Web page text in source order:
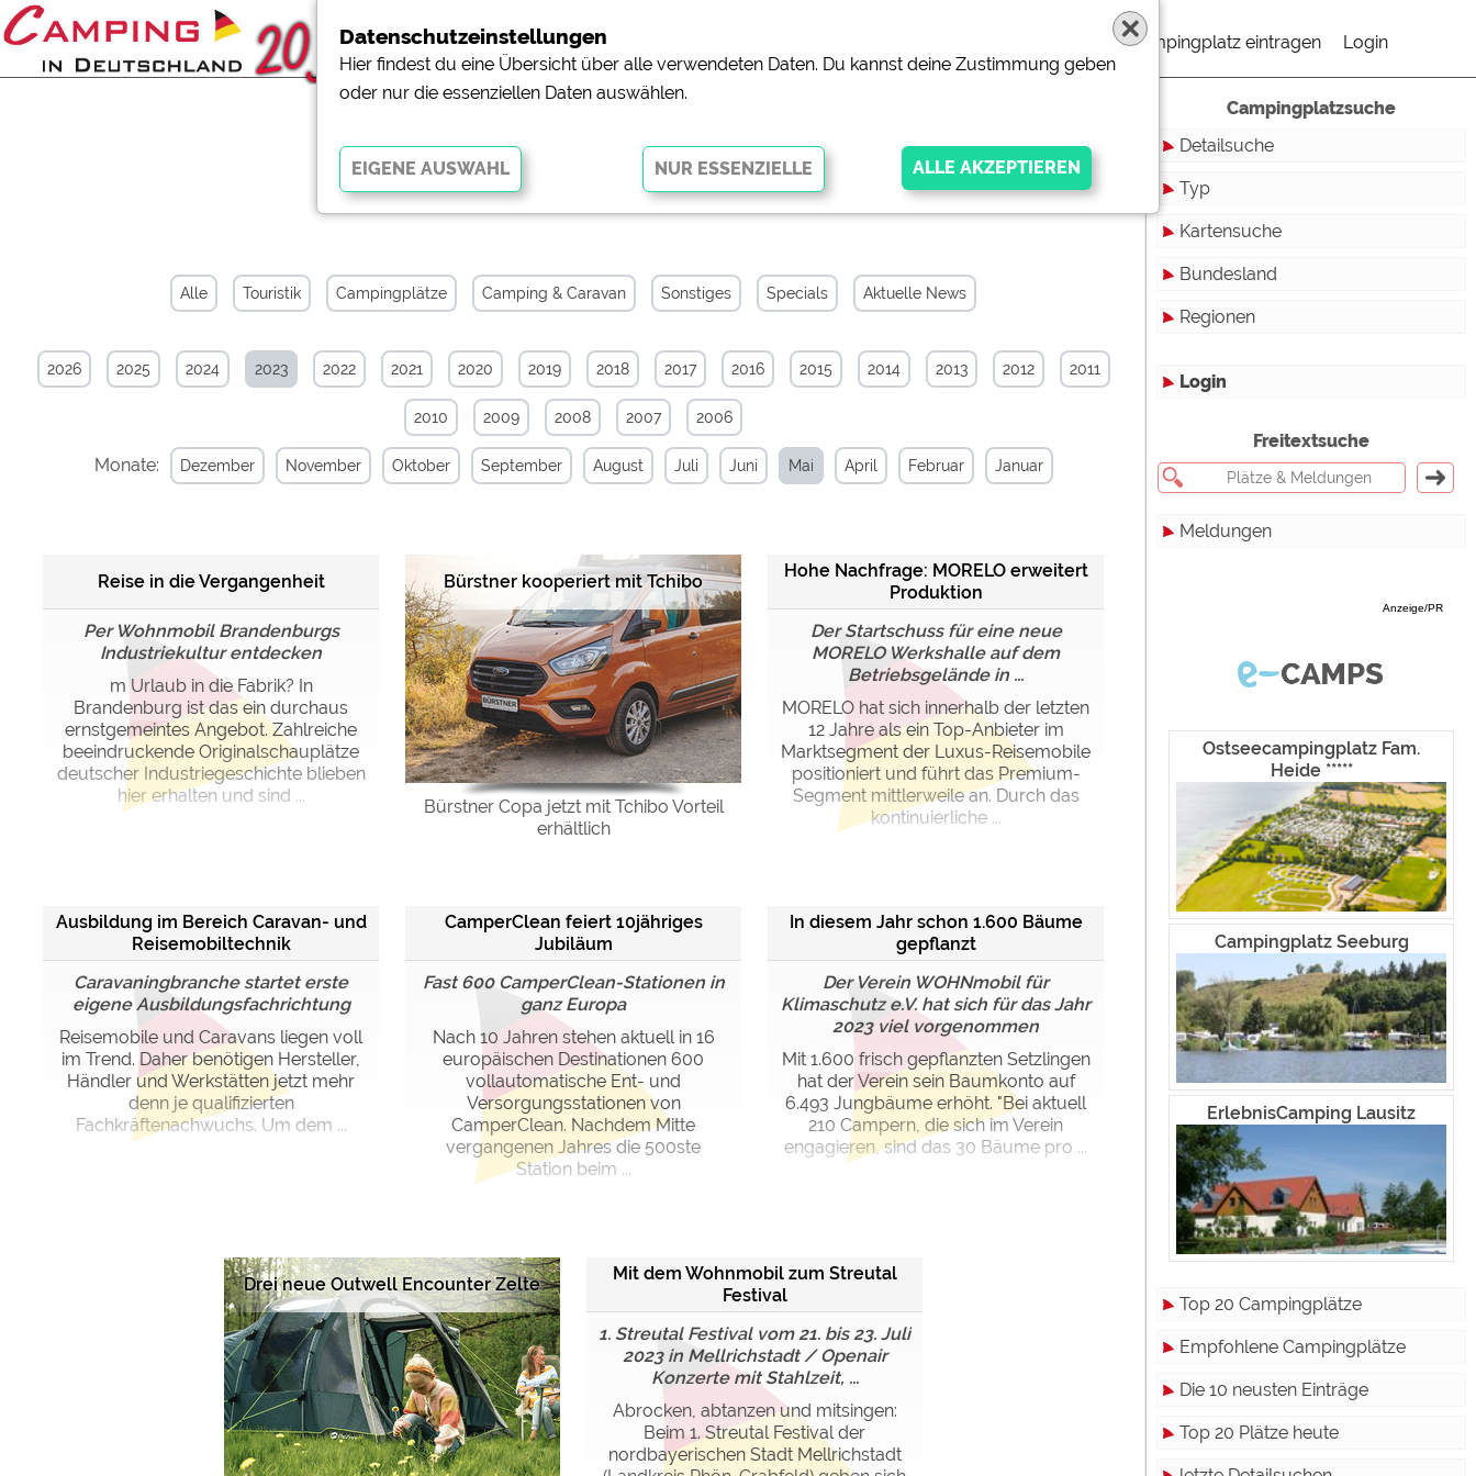
Campingplatz eintragen Login
News-Archiv von Mai 2023
Alle Touristik Campingplätze Camping & Caravan Sonstiges Specials Aktuelle News
2026 2025 2024 2023 2022 2021 2020 2019 2018 2017 2016 2015 2014 2013 2012 2011
2010 2009 2008 2007 2006
Monate: Dezember November Oktober September August Juli Juni Mai April Februar Januar
Reise in die Vergangenheit
Per Wohnmobil Brandenburgs
Industriekultur entdecken
m Urlaub in die Fabrik? In
Brandenburg ist das ein durchaus
ernstgemeintes Angebot. Zahlreiche
beeindruckende Originalschauplätze
deutscher Industriegeschichte blieben
hier erhalten und sind ...
Bürstner kooperiert mit Tchibo
Bürstner Copa jetzt mit Tchibo Vorteil
erhältlich
Hohe Nachfrage: MORELO erweitert
Produktion
Der Startschuss für eine neue
MORELO Werkshalle auf dem
Betriebsgelände in ...
MORELO hat sich innerhalb der letzten
12 Jahre als ein Top-Anbieter im
Marktsegment der Luxus-Reisemobile
positioniert und führt das Premium-
Segment mittlerweile an. Durch das
kontinuierliche ...
Ausbildung im Bereich Caravan- und
Reisemobiltechnik
Caravaningbranche startet erste
eigene Ausbildungsfachrichtung
Reisemobile und Caravans liegen voll
im Trend. Daher benötigen Hersteller,
Händler und Werkstätten jetzt mehr
denn je qualifizierten
Fachkräftenachwuchs. Um dem ...
CamperClean feiert 10jähriges
Jubiläum
Fast 600 CamperClean-Stationen in
ganz Europa
Nach 10 Jahren stehen aktuell in 16
europäischen Destinationen 600
vollautomatische Ent- und
Versorgungsstationen von
CamperClean. Nachdem Mitte
vergangenen Jahres die 500ste
Station beim ...
In diesem Jahr schon 1.600 Bäume
gepflanzt
Der Verein WOHNmobil für
Klimaschutz e.V. hat sich für das Jahr
2023 viel vorgenommen
Mit 1.600 frisch gepflanzten Setzlingen
hat der Verein sein Baumkonto auf
6.493 Jungbäume erhöht. "Bei aktuell
210 Campern, die sich im Verein
engagieren, sind das 30 Bäume pro ...
Drei neue Outwell Encounter Zelte
Mit dem Wohnmobil zum Streutal
Festival
1. Streutal Festival vom 21. bis 23. Juli
2023 in Mellrichstadt / Openair
Konzerte mit Stahlzeit, ...
Abrocken, abtanzen und mitsingen:
Beim 1. Streutal Festival der
nordbayerischen Stadt Mellrichstadt
Campingplatzsuche
Detailsuche
Typ
Touristikstellplätze
Dauerstellplätze
Reisemobilstellplätze
Bungalows
Ferienwohnungen
Zimmer
Miet-Wohnwagen
Kartensuche
Bundesland
Baden-Württemberg
Brandenburg
Bremen
Hamburg
Mecklenburg-Vorpommern
Niedersachsen
Rheinland-Pfalz
Saarland
Sachsen
Sachsen-Anhalt
Schleswig-Holstein
Thüringen
Regionen
Login
Freitextsuche
Meldungen
Campingplätze
Sonstiges
Specials
Archiv
Anzeige/PR
Ostseecampingplatz Fam.
Heide *****
Campingplatz Seeburg
ErlebnisCamping Lausitz
Top 20 Campingplätze
Empfohlene Campingplätze
Die 10 neusten Einträge
Top 20 Plätze heute
Datenschutzeinstellungen
Hier findest du eine Übersicht über alle verwendeten Daten. Du kannst deine Zustimmung geben
oder nur die essenziellen Daten auswählen.
der Website dringend erforderlich. Ohne diese Cookies werden Teile der Website
funktionieren
Externe Medien
YouTube (Videos von Campingplätzen)
https://policies.google.com/privacy
Campingplatzvorschau (Vorschau der Internetseiten von
Campingplätzen)
siehe Datenschutzerklärung des jeweiligen Anbieters
Google Maps (Kartensuche, Anfahrt usw.)
https://policies.google.com/privacy
Statistiken
Google Analytics https://policies.google.com/privacy
Marketing
Google Ads
https://policies.google.com/privacy
Google AdSense
https://policies.google.com/privacy
Google Remarketing
https://policies.google.com/privacy
Die Cookieeinstellungen können jeder Zeit im Footer über "COOKIES" geändert werden!